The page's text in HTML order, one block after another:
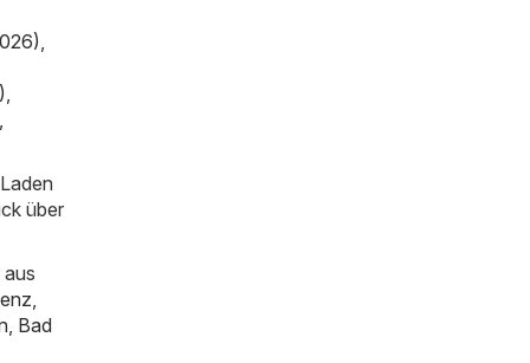
,
,
,
über
,
, Bad